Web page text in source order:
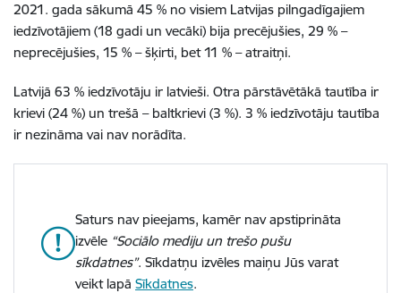
2021. gada sākumā 45 % no visiem Latvijas pilngadīgajiem
iedzīvotājiem (18 gadi un vecāki) bija precējušies, 29 % –
neprecējušies, 15 % – šķirti, bet 11 % – atraitņi.
Latvijā 63 % iedzīvotāju ir latvieši. Otra pārstāvētākā tautība ir
krievi (24 %) un trešā – baltkrievi (3 %). 3 % iedzīvotāju tautība
ir nezināma vai nav norādīta.
Saturs nav pieejams, kamēr nav apstiprināta
izvēle “Sociālo mediju un trešo pušu
sīkdatnes”. Sīkdatņu izvēles maiņu Jūs varat
veikt lapā Sīkdatnes.